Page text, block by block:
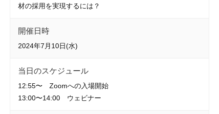
材の採用を実現するには？
開催日時
2024年7月10日(水)
当日のスケジュール
12:55〜 Zoomへの入場開始
13:00〜14:00 ウェビナー